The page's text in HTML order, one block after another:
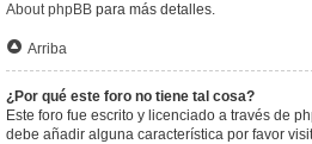
About phpBB para más detalles.
Arriba
¿Por qué este foro no tiene tal cosa?
Este foro fue escrito y licenciado a través de
debe añadir alguna característica por favor